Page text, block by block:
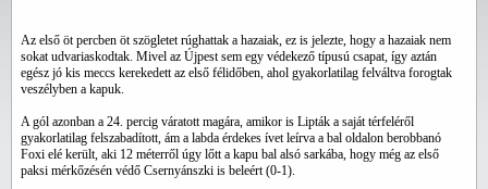
Az első öt percben öt szögletet rúghattak a hazaiak, ez is jelezte, hogy a hazaiak nem
sokat udvariaskodtak. Mivel az Újpest sem egy védekező típusú csapat, így aztán
egész jó kis meccs kerekedett az első félidőben, ahol gyakorlatilag felváltva forogtak
veszélyben a kapuk.
A gól azonban a 24. percig váratott magára, amikor is Lipták a saját térfeléről
gyakorlatilag felszabadított, ám a labda érdekes ívet leírva a bal oldalon berobbanó
Foxi elé került, aki 12 méterről úgy lőtt a kapu bal alsó sarkába, hogy még az első
paksi mérkőzésén védő Csernyánszki is beleért (0-1).